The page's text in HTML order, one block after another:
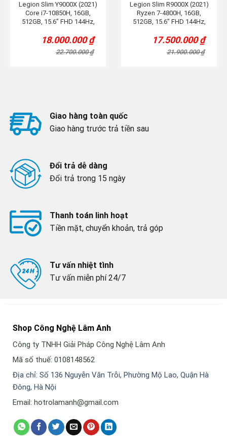
Legion Slim Y9000X (2021)
Core i7-10850H, 16GB,
512GB, 15.6” FHD 144Hz,
22.700.000₫
Original
price
was:
18.000.000₫
Current
price
is:
Legion Slim R9000X (2021)
Ryzen 7-4800H, 16GB,
512GB, 15.6” FHD 144Hz,
21.900.000₫
Original
price
was:
17.500.000₫
Current
price
is:
Giao hàng toàn quốc
Giao hàng trước trả tiền sau
Đổi trả dễ dàng
Đổi trả trong 15 ngày
Thanh toán linh hoạt
Tiền mặt, chuyển khoản, trả góp
Tư vấn nhiệt tình
Tư vấn miễn phí 24/7
Shop Công Nghệ Lâm Anh
Công ty TNHH Giải Pháp Công Nghệ Lâm Anh
Mã số thuế: 0108148562
Địa chỉ: Số 136 Nguyễn Văn Trỗi, Phường Mộ Lao, Quận Hà
Đông, Hà Nội
Email: hotrolamanh@gmail.com